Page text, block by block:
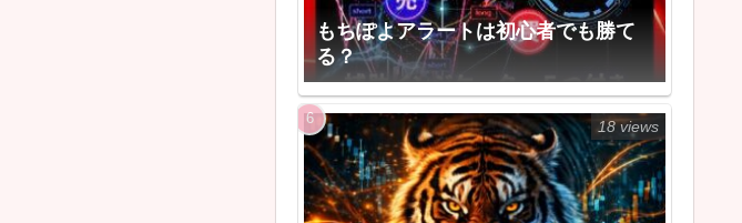
もちぽよアラートは初心者でも勝て
る？
18 views